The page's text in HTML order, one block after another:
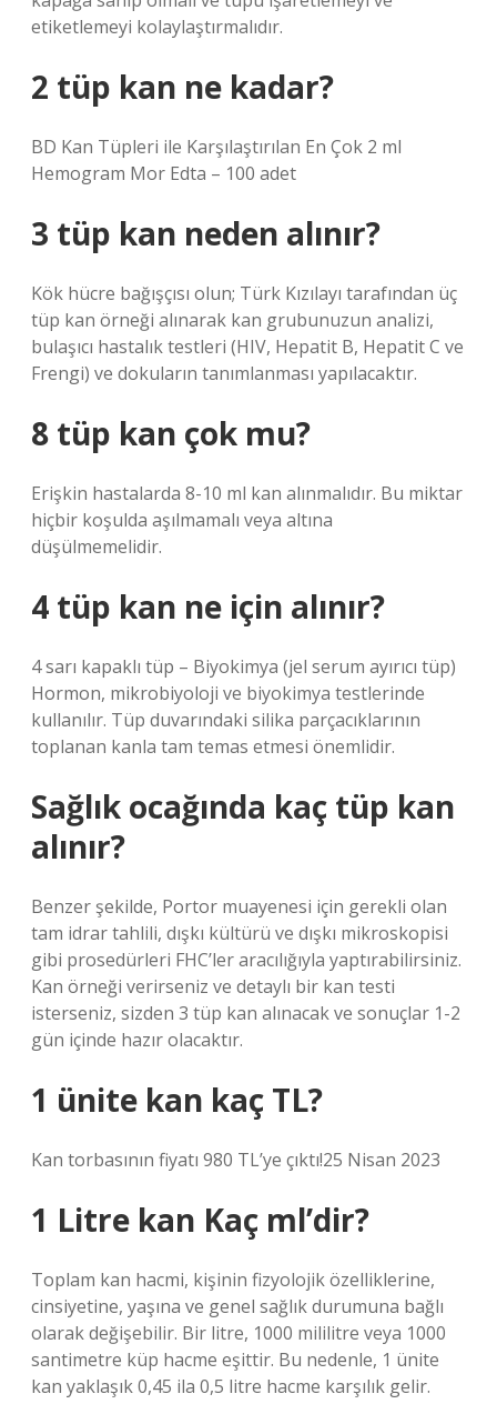
etiketlemeyi kolaylaştırmalıdır.
2 tüp kan ne kadar?
BD Kan Tüpleri ile Karşılaştırılan En Çok 2 ml
Hemogram Mor Edta – 100 adet
3 tüp kan neden alınır?
Kök hücre bağışçısı olun; Türk Kızılayı tarafından üç
tüp kan örneği alınarak kan grubunuzun analizi,
bulaşıcı hastalık testleri (HIV, Hepatit B, Hepatit C ve
Frengi) ve dokuların tanımlanması yapılacaktır.
8 tüp kan çok mu?
Erişkin hastalarda 8-10 ml kan alınmalıdır. Bu miktar
hiçbir koşulda aşılmamalı veya altına
düşülmemelidir.
4 tüp kan ne için alınır?
4 sarı kapaklı tüp – Biyokimya (jel serum ayırıcı tüp)
Hormon, mikrobiyoloji ve biyokimya testlerinde
kullanılır. Tüp duvarındaki silika parçacıklarının
toplanan kanla tam temas etmesi önemlidir.
Sağlık ocağında kaç tüp kan
alınır?
Benzer şekilde, Portor muayenesi için gerekli olan
tam idrar tahlili, dışkı kültürü ve dışkı mikroskopisi
gibi prosedürleri FHC’ler aracılığıyla yaptırabilirsiniz.
Kan örneği verirseniz ve detaylı bir kan testi
isterseniz, sizden 3 tüp kan alınacak ve sonuçlar 1-2
gün içinde hazır olacaktır.
1 ünite kan kaç TL?
Kan torbasının fiyatı 980 TL’ye çıktı!25 Nisan 2023
1 Litre kan Kaç ml’dir?
Toplam kan hacmi, kişinin fizyolojik özelliklerine,
cinsiyetine, yaşına ve genel sağlık durumuna bağlı
olarak değişebilir. Bir litre, 1000 mililitre veya 1000
santimetre küp hacme eşittir. Bu nedenle, 1 ünite
kan yaklaşık 0,45 ila 0,5 litre hacme karşılık gelir.